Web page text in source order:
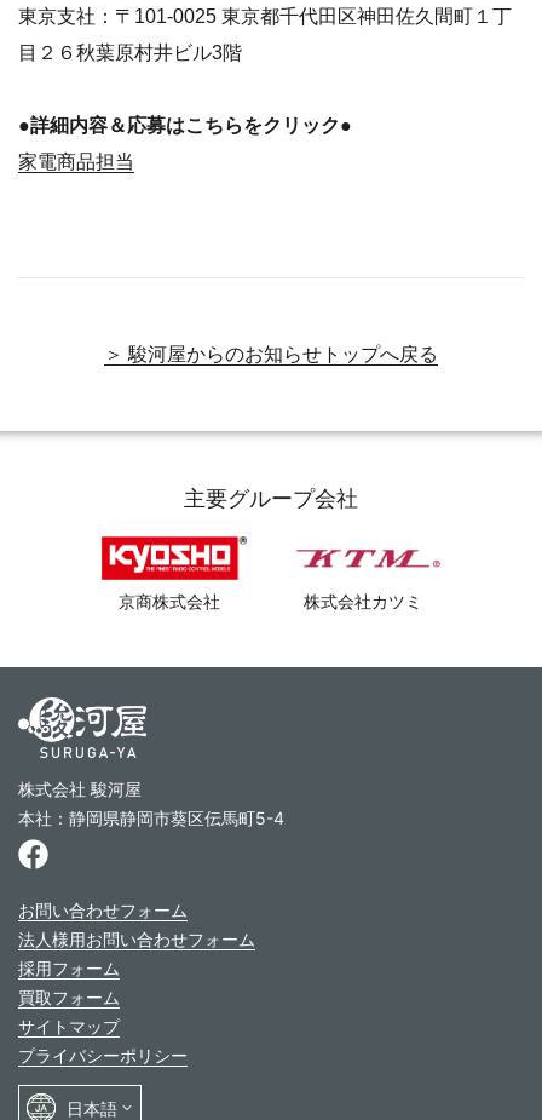
東京支社：〒101-0025 東京都千代田区神田佐久間町１丁
目２６秋葉原村井ビル3階
●詳細内容＆応募はこちらをクリック●
家電商品担当
＞ 駿河屋からのお知らせトップへ戻る
主要グループ会社
京商株式会社 株式会社カツミ
株式会社 駿河屋
本社：静岡県静岡市葵区伝馬町5-4
お問い合わせフォーム
法人様用お問い合わせフォーム
採用フォーム
買取フォーム
サイトマップ
プライバシーポリシー